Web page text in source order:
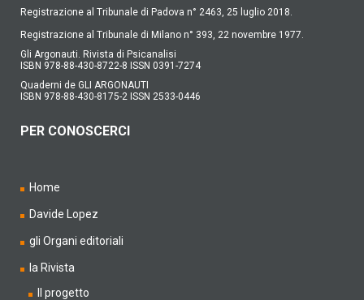
Registrazione al Tribunale di Padova n° 2463, 25 luglio 2018.
Registrazione al Tribunale di Milano n° 393, 22 novembre 1977.
Gli Argonauti. Rivista di Psicanalisi
ISBN 978-88-430-8722-8 ISSN 0391-7274
Quaderni de GLI ARGONAUTI
ISBN 978-88-430-8175-2 ISSN 2533-0446
PER CONOSCERCI
Home
Davide Lopez
gli Organi editoriali
la Rivista
Il progetto